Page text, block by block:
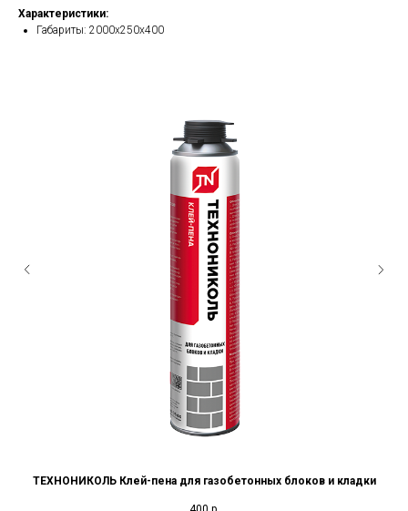
Характеристики:
Габариты: 2000х250х400
ТЕХНОНИКОЛЬ Клей-пена для газобетонных блоков и кладки